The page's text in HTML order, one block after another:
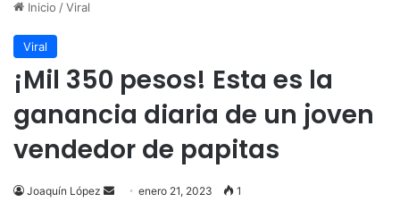
Inicio /Viral
Viral
¡Mil 350 pesos! Esta es la
ganancia diaria de un joven
vendedor de papitas
Joaquín López
Sendenero 21, 2023 1